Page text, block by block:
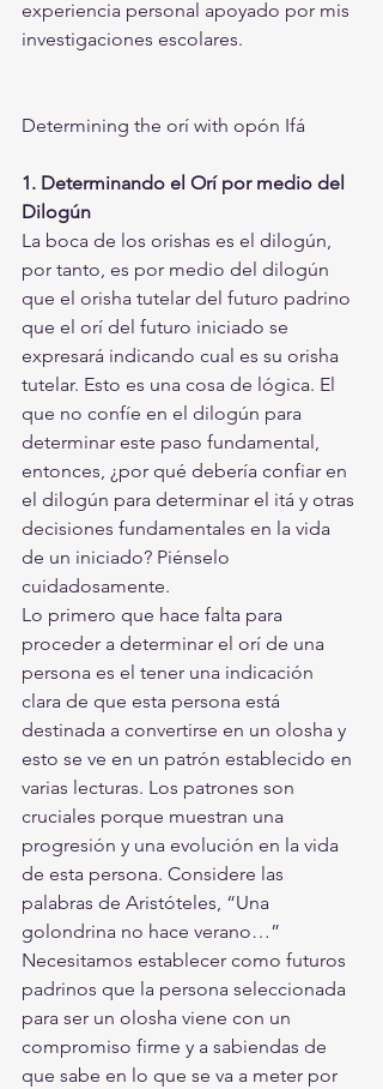
experiencia personal apoyado por mis
investigaciones escolares.
Determining the orí with opón Ifá
1. Determinando el Orí por medio del
Dilogún
La boca de los orishas es el dilogún,
por tanto, es por medio del dilogún
que el orisha tutelar del futuro padrino
que el orí del futuro iniciado se
expresará indicando cual es su orisha
tutelar. Esto es una cosa de lógica. El
que no confíe en el dilogún para
determinar este paso fundamental,
entonces, ¿por qué debería confiar en
el dilogún para determinar el itá y otras
decisiones fundamentales en la vida
de un iniciado? Piénselo
cuidadosamente.
Lo primero que hace falta para
proceder a determinar el orí de una
persona es el tener una indicación
clara de que esta persona está
destinada a convertirse en un olosha y
esto se ve en un patrón establecido en
varias lecturas. Los patrones son
cruciales porque muestran una
progresión y una evolución en la vida
de esta persona. Considere las
palabras de Aristóteles, “Una
golondrina no hace verano…”
Necesitamos establecer como futuros
padrinos que la persona seleccionada
para ser un olosha viene con un
compromiso firme y a sabiendas de
que sabe en lo que se va a meter por